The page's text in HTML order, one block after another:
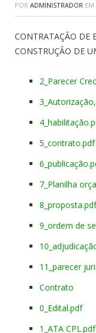
POR ADMINISTRADOR EM
CONTRATAÇÃO DE
CONSTRUÇÃO DE
2_Parecer
5_contrato.pdf
7_Planilha
8_proposta.pdf
9_ordem de
11_parecer
Contrato
0_Edital.pdf
1_ATA CPL.pdf